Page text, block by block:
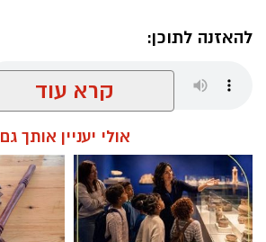
להאזנה לתוכן:
קרא עוד
אולי יעניין אותך גם